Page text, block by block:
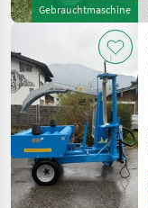
Gebrauchtmaschine